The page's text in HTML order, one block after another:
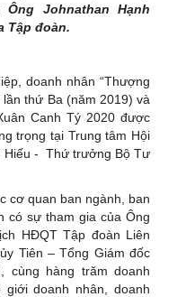
Johnathan Hạnh
Tập đoàn.
doanh nhân “Thượng
thứ Ba (năm 2019) và
Canh Tý 2020 được
trọng tại Trung tâm Hội
Hiếu - Thứ trưởng Bộ Tư
cơ quan ban ngành, ban
có sự tham gia của Ông
HĐQT Tập đoàn Liên
Tiên – Tổng Giám đốc
cùng hàng trăm doanh
doanh nhân, doanh